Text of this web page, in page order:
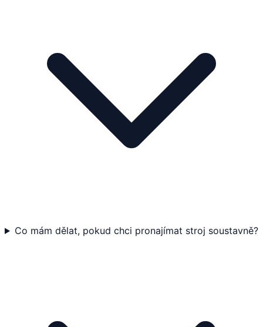
Co mám dělat, pokud chci pronajímat stroj soustavně?